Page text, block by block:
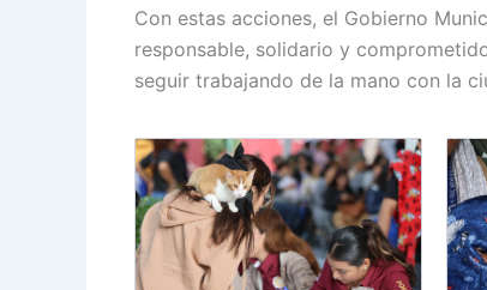
Con estas acciones, el Gobierno
responsable, solidario y
seguir trabajando de la mano con la